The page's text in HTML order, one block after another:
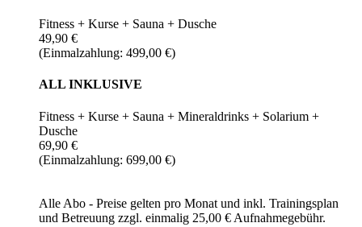
Fitness + Kurse + Sauna + Dusche
49,90 €
(Einmalzahlung: 499,00 €)
ALL INKLUSIVE
Fitness + Kurse + Sauna + Mineraldrinks + Solarium +
Dusche
69,90 €
(Einmalzahlung: 699,00 €)
Alle Abo - Preise gelten pro Monat und inkl. Trainingsplan
und Betreuung zzgl. einmalig 25,00 € Aufnahmegebühr.